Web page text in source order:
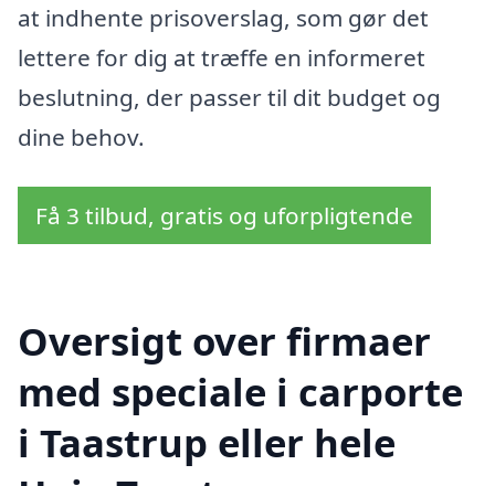
at indhente prisoverslag, som gør det
lettere for dig at træffe en informeret
beslutning, der passer til dit budget og
dine behov.
Få 3 tilbud, gratis og uforpligtende
Oversigt over firmaer
med speciale i carporte
i Taastrup eller hele